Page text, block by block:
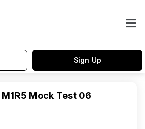
Sign Up
Mock Test 06